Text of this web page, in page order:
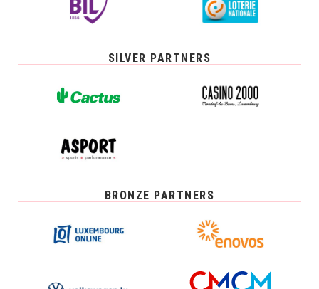
SILVER PARTNERS
BRONZE PARTNERS